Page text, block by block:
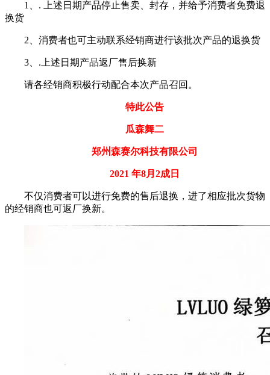
1、. 上述日期产品停止售卖、封存，并给予消费者免费退
换货
2、消费者也可主动联系经销商进行该批次产品的退换货
3、.上述日期产品返厂售后换新
请各经销商积极行动配合本次产品召回。
特此公告
瓜森舞二
郑州森赛尔科技有限公司
2021 年8月2成日
不仅消费者可以进行免费的售后退换，进了相应批次货物
的经销商也可返厂换新。